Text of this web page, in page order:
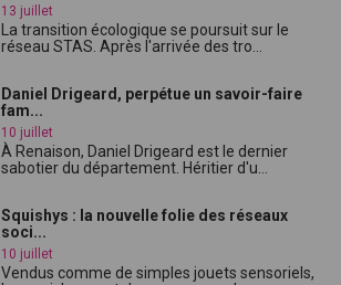
13 juillet
La transition écologique se poursuit sur le
réseau STAS. Après l'arrivée des tro...
Daniel Drigeard, perpétue un savoir-faire
fam...
10 juillet
À Renaison, Daniel Drigeard est le dernier
sabotier du département. Héritier d'u...
Squishys : la nouvelle folie des réseaux
soci...
10 juillet
Vendus comme de simples jouets sensoriels,